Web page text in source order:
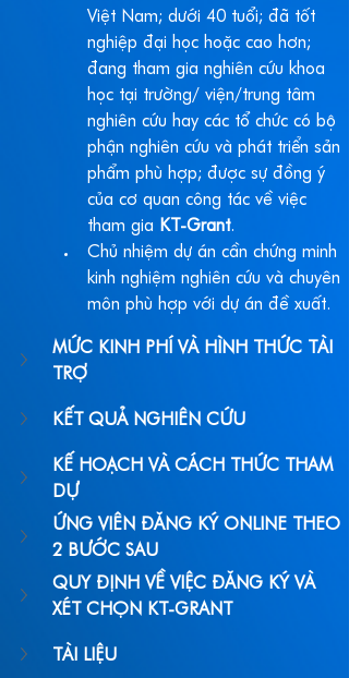
Việt Nam; dưới 40 tuổi; đã tốt
nghiệp đại học hoặc cao hơn;
đang tham gia nghiên cứu khoa
học tại trường/ viện/trung tâm
nghiên cứu hay các tổ chức có bộ
phận nghiên cứu và phát triển sản
phẩm phù hợp; được sự đồng ý
của cơ quan công tác về việc
tham gia
KT-Grant.
Chủ nhiệm dự án cần chứng minh
kinh nghiệm nghiên cứu và chuyên
môn phù hợp với dự án đề xuất.
MỨC KINH PHÍ VÀ HÌNH THỨC TÀI
TRỢ
KẾT QUẢ NGHIÊN CỨU
KẾ HOẠCH VÀ CÁCH THỨC THAM
DỰ
ỨNG VIÊN ĐĂNG KÝ ONLINE THEO
2 BƯỚC SAU
QUY ĐỊNH VỀ VIỆC ĐĂNG KÝ VÀ
XÉT CHỌN KT-GRANT
TÀI LIỆU